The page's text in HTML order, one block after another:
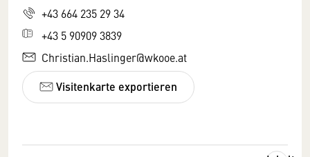
+43 664 235 29 34
+43 5 90909 3839
Christian.Haslinger@wkooe.at
Visitenkarte exportieren